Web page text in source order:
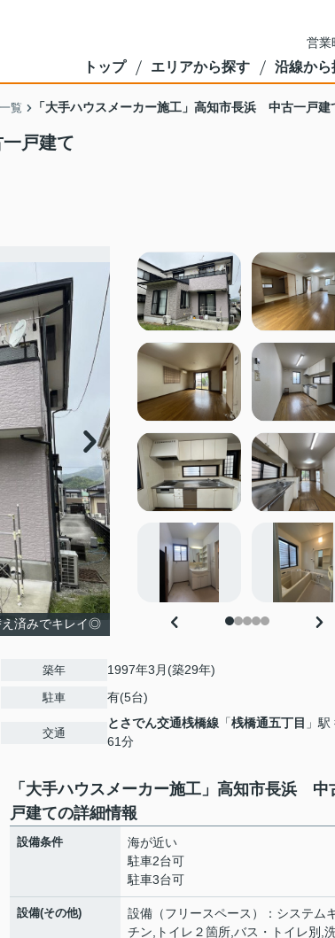
営
トップ エリアから探す 沿線から
覧 「大手ハウスメーカー施工」高知市長浜 中古一戸建
戸建て
え済みでキレイ◎
築年 1997年3月(築29年)
駐車 有(5台)
交通
とさでん交通桟橋線 「桟橋通五丁目 」
61分
「大手ハウスメーカー施工」高知市長浜 中
戸建ての詳細情報
設備条件
海が近い
駐車2台可
駐車3台可
設備(その他)
設備（フリースペース）：システム
チン,トイレ２箇所,バス・トイレ別,